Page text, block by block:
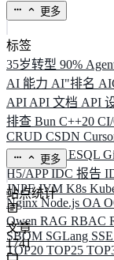
更多
标签
35岁转型 90%
AI 能力 AI"排名
API API 文档 API
排查 Bun C++20
CRUD CSDN
ELK ElysiaESQL
H5/APPIDC 报告
JNPFJVM K8s
NginxNode.js OA
Qwen RAG RBAC
SBOM SGLang SSE
TOP20 TOP25
更多
站点统计
文章
1741